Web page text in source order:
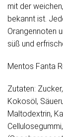
mit der
bekannt ist.
Orangennoten
süß und
Mentos Fanta
Zutaten:
Kokosöl,
Maltodextrin,